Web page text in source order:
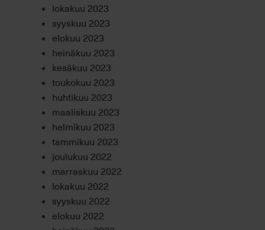
lokakuu 2023
syyskuu 2023
elokuu 2023
heinäkuu 2023
kesäkuu 2023
toukokuu 2023
huhtikuu 2023
maaliskuu 2023
helmikuu 2023
tammikuu 2023
joulukuu 2022
marraskuu 2022
lokakuu 2022
syyskuu 2022
elokuu 2022